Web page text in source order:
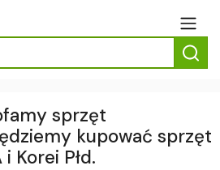
sprzęt
kupować sprzęt
Korei Płd.